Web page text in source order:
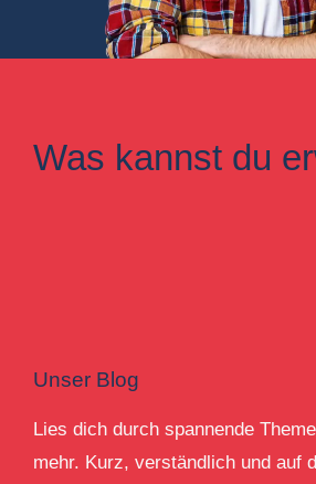
Was kannst du
Unser Blog
Lies dich durch spannende
mehr. Kurz, verständlich und auf